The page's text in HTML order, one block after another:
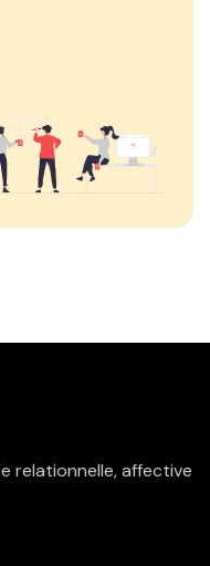
relationnelle, affective